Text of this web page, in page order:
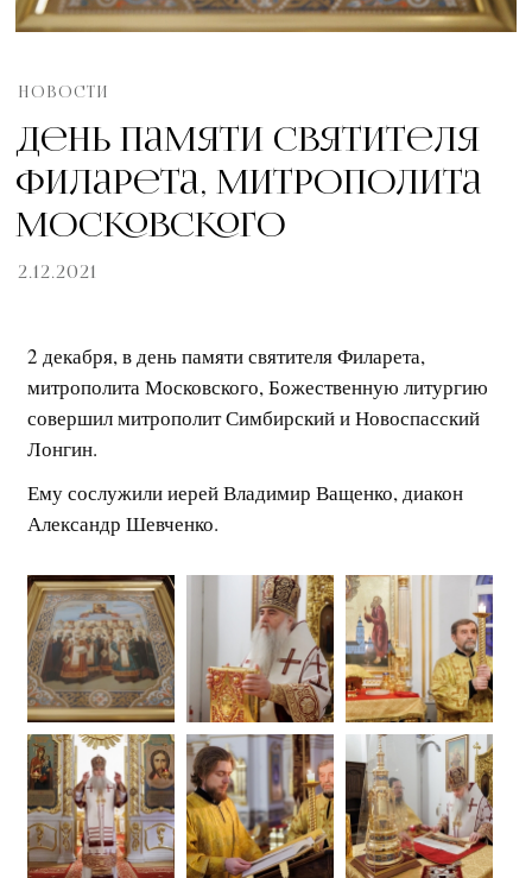
НОВОСТИ
День памяти святителя
Филарета, митрополита
Московского
2.12.2021
2 декабря, в день памяти святителя Филарета,
митрополита Московского, Божественную литургию
совершил митрополит Симбирский и Новоспасский
Лонгин.
Ему сослужили иерей Владимир Ващенко, диакон
Александр Шевченко.